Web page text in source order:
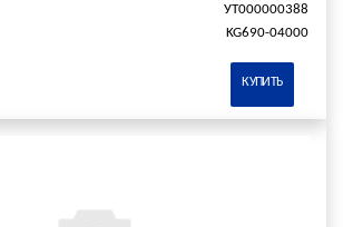
УТ000000388
KG690-04000
КУПИТЬ